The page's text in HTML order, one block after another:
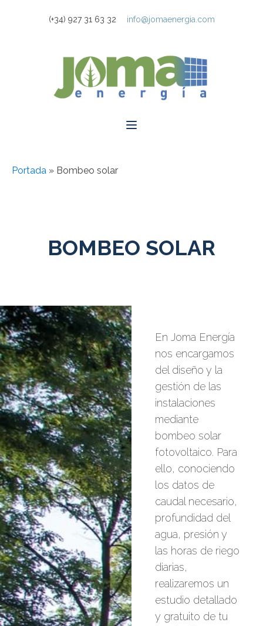
(+34) 927 31 63 32 info@jomaenergia.com
Portada » Bombeo solar
BOMBEO SOLAR
En Joma Energía
nos encargamos
del diseño y la
gestión de las
instalaciones
mediante
bombeo solar
fotovoltaico. Para
ello, conociendo
los datos de
caudal necesario,
profundidad del
agua, presión y
las horas de riego
diarias,
realizaremos un
estudio detallado
y gratuito de tu